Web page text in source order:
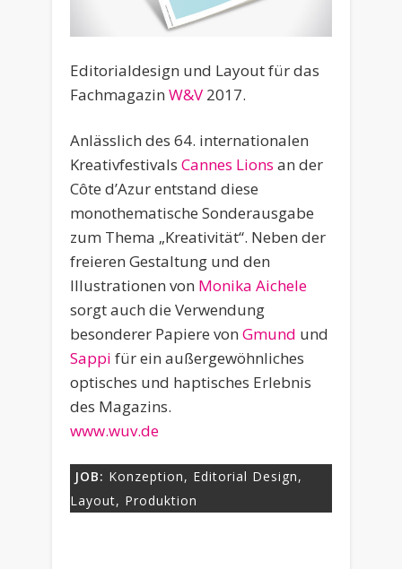
Editorialdesign und Layout für das
FachmagazinW&V 2017.
Anlässlich des 64. internationalen
KreativfestivalsCannes Lions an der
Côte d’Azur entstand diese
monothematische Sonderausgabe
zum Thema „Kreativität“. Neben der
freieren Gestaltung und den
Illustrationen von Monika Aichele
sorgt auch die Verwendung
besonderer Papiere vonGmund und
Sappi für ein außergewöhnliches
optisches und haptisches Erlebnis
des Magazins.
www.wuv.de
JOB: Konzeption, Editorial Design,
Layout, Produktion